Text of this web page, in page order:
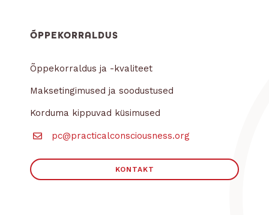
ÕPPEKORRALDUS
Õppekorraldus ja -kvaliteet
Maksetingimused ja soodustused
Korduma kippuvad küsimused
pc@practicalconsciousness.org
KONTAKT